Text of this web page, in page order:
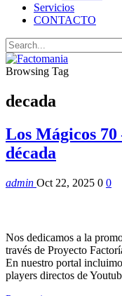
Servicios
CONTACTO
Browsing Tag
decada
Los Mágicos 70
década
admin Oct 22, 2025 0 0
Nos dedicamos a la
través de Proyecto
En nuestro portal
players directos de